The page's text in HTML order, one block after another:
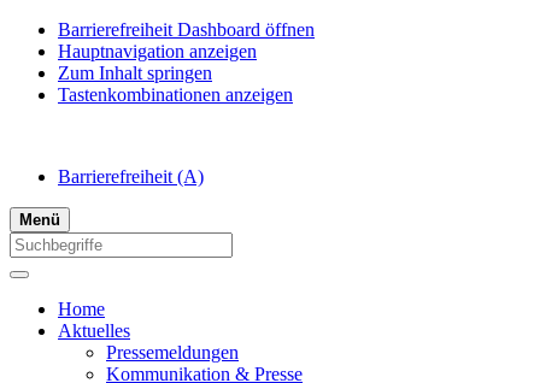
Barrierefreiheit Dashboard öffnen
Hauptnavigation anzeigen
Zum Inhalt springen
Tastenkombinationen anzeigen
Barrierefreiheit (A)
Menü
Home
Aktuelles
Pressemeldungen
Kommunikation & Presse